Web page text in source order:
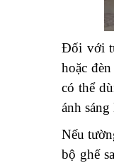
Đối với
hoặc
có thể
ánh
Nếu
bộ ghế